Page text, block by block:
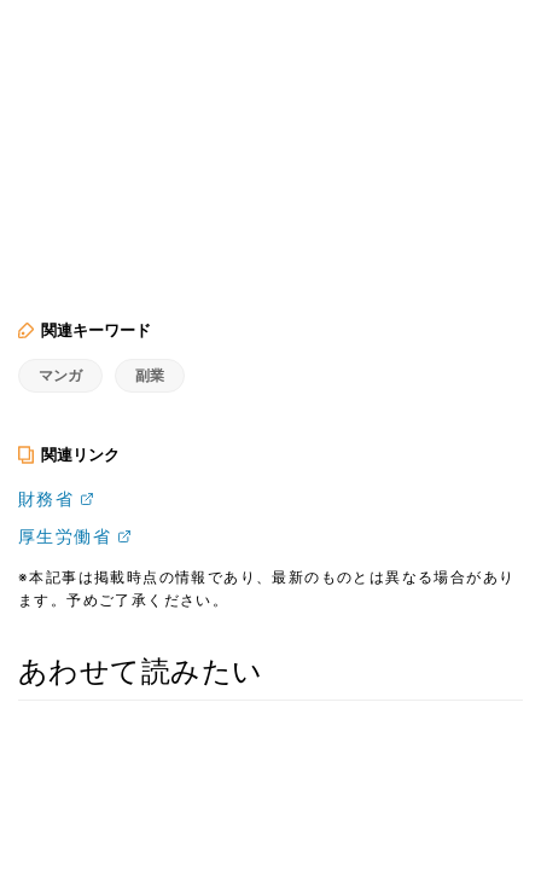
関連キーワード
マンガ 副業
関連リンク
財務省
厚生労働省
※本記事は掲載時点の情報であり、最新のものとは異なる場合があり
ます。予めご了承ください。
あわせて読みたい